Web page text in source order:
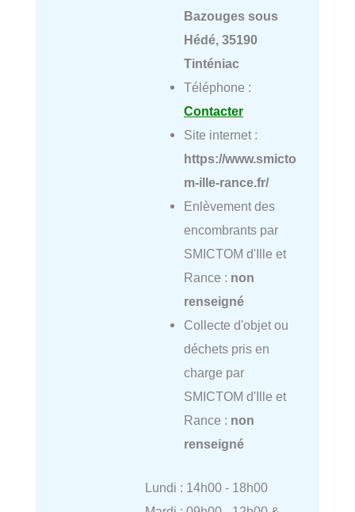
Bazouges sous
Hédé, 35190
Tinténiac
Téléphone :
Contacter
Site internet :
https://www.smicto
m-ille-rance.fr/
Enlèvement des
encombrants par
SMICTOM d'Ille et
Rance : non
renseigné
Collecte d'objet ou
déchets pris en
charge par
SMICTOM d'Ille et
Rance : non
renseigné
Lundi : 14h00 - 18h00